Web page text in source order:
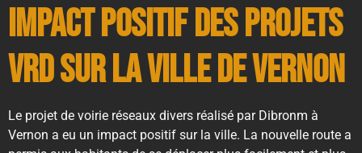
Impact positif des projets
VRD sur la ville de Vernon
Le projet de voirie réseaux divers réalisé par Dibronm à
Vernon a eu un impact positif sur la ville. La nouvelle route a